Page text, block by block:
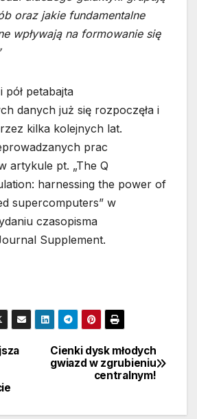
oraz jakie fundamentalne
wpływają na formowanie się
pół petabajta
danych już się rozpoczęła i
kilka kolejnych lat.
prac
artykule pt. „The Q
harnessing the power of
supercomputers” w
czasopisma
Supplement.
Cienki dysk młodych
gwiazd w zgrubieniu
centralnym!